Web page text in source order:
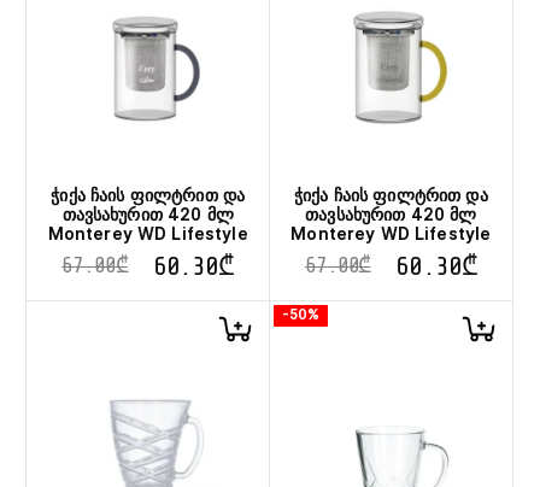
ჭიქა ჩაის ფილტრით და
თავსახურით 420 მლ
Monterey WD Lifestyle
67.00₾ 60.30₾
ჭიქა ჩაის ფილტრით და
თავსახურით 420 მლ
Monterey WD Lifestyle
67.00₾ 60.30₾
-50%